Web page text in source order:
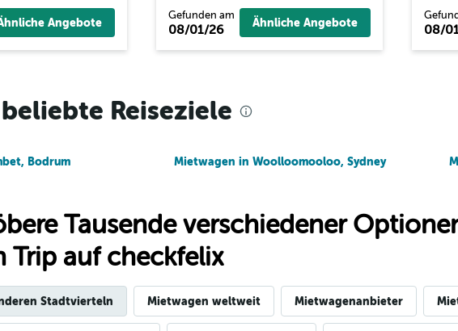
Standort
Standort
Angebote
Gefunden am
08/01/26 Ähnliche Angebote
08/
Reiseziele
Bodrum Mietwagen in Woolloomooloo, Sydney
Tausende verschiedener
Trip auf checkfelix
Stadtvierteln Mietwagen weltweit Mietwagenanbieter